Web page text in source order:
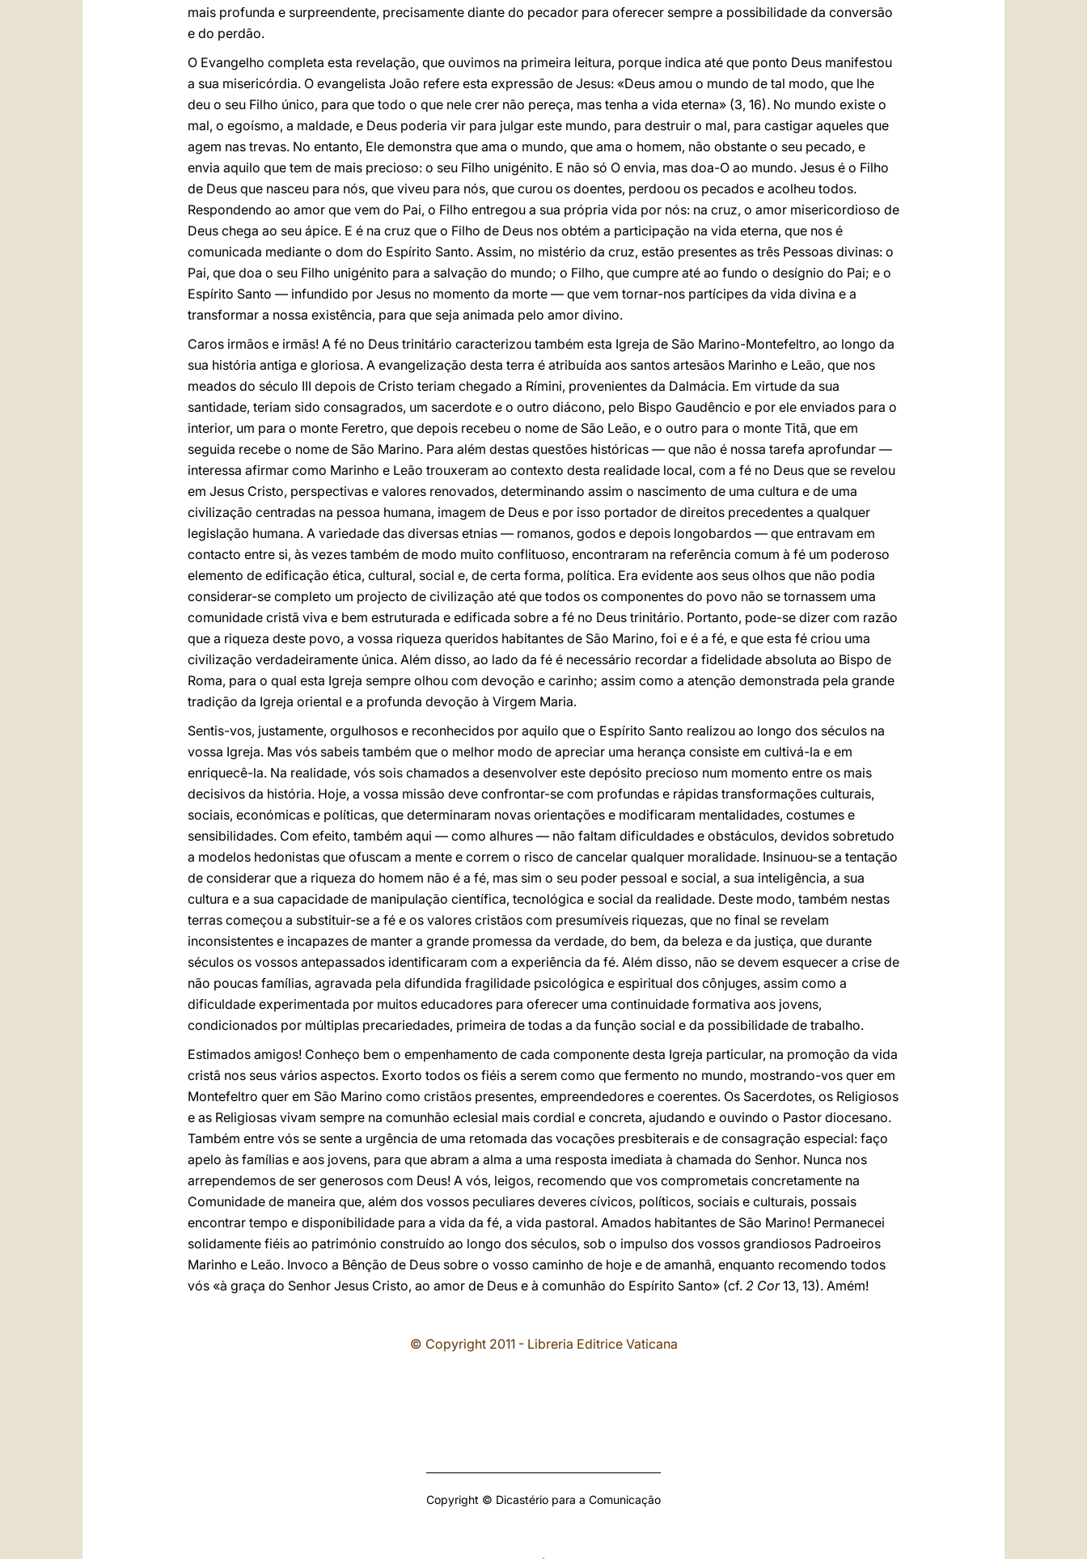
mais profunda e surpreendente, precisamente diante do pecador para oferecer sempre a possibilidade da conversão
e do perdão.
O Evangelho completa esta revelação, que ouvimos na primeira leitura, porque indica até que ponto Deus manifestou
a sua misericórdia. O evangelista João refere esta expressão de Jesus: «Deus amou o mundo de tal modo, que lhe
deu o seu Filho único, para que todo o que nele crer não pereça, mas tenha a vida eterna» (3, 16). No mundo existe o
mal, o egoísmo, a maldade, e Deus poderia vir para julgar este mundo, para destruir o mal, para castigar aqueles que
agem nas trevas. No entanto, Ele demonstra que ama o mundo, que ama o homem, não obstante o seu pecado, e
envia aquilo que tem de mais precioso: o seu Filho unigénito. E não só O envia, mas doa-O ao mundo. Jesus é o Filho
de Deus que nasceu para nós, que viveu para nós, que curou os doentes, perdoou os pecados e acolheu todos.
Respondendo ao amor que vem do Pai, o Filho entregou a sua própria vida por nós: na cruz, o amor misericordioso de
Deus chega ao seu ápice. E é na cruz que o Filho de Deus nos obtém a participação na vida eterna, que nos é
comunicada mediante o dom do Espírito Santo. Assim, no mistério da cruz, estão presentes as três Pessoas divinas: o
Pai, que doa o seu Filho unigénito para a salvação do mundo; o Filho, que cumpre até ao fundo o desígnio do Pai; e o
Espírito Santo — infundido por Jesus no momento da morte — que vem tornar-nos partícipes da vida divina e a
transformar a nossa existência, para que seja animada pelo amor divino.
Caros irmãos e irmãs! A fé no Deus trinitário caracterizou também esta Igreja de São Marino-Montefeltro, ao longo da
sua história antiga e gloriosa. A evangelização desta terra é atribuída aos santos artesãos Marinho e Leão, que nos
meados do século III depois de Cristo teriam chegado a Rímini, provenientes da Dalmácia. Em virtude da sua
santidade, teriam sido consagrados, um sacerdote e o outro diácono, pelo Bispo Gaudêncio e por ele enviados para o
interior, um para o monte Feretro, que depois recebeu o nome de São Leão, e o outro para o monte Titã, que em
seguida recebe o nome de São Marino. Para além destas questões históricas — que não é nossa tarefa aprofundar —
interessa afirmar como Marinho e Leão trouxeram ao contexto desta realidade local, com a fé no Deus que se revelou
em Jesus Cristo, perspectivas e valores renovados, determinando assim o nascimento de uma cultura e de uma
civilização centradas na pessoa humana, imagem de Deus e por isso portador de direitos precedentes a qualquer
legislação humana. A variedade das diversas etnias — romanos, godos e depois longobardos — que entravam em
contacto entre si, às vezes também de modo muito conflituoso, encontraram na referência comum à fé um poderoso
elemento de edificação ética, cultural, social e, de certa forma, política. Era evidente aos seus olhos que não podia
considerar-se completo um projecto de civilização até que todos os componentes do povo não se tornassem uma
comunidade cristã viva e bem estruturada e edificada sobre a fé no Deus trinitário. Portanto, pode-se dizer com razão
que a riqueza deste povo, a vossa riqueza queridos habitantes de São Marino, foi e é a fé, e que esta fé criou uma
civilização verdadeiramente única. Além disso, ao lado da fé é necessário recordar a fidelidade absoluta ao Bispo de
Roma, para o qual esta Igreja sempre olhou com devoção e carinho; assim como a atenção demonstrada pela grande
tradição da Igreja oriental e a profunda devoção à Virgem Maria.
Sentis-vos, justamente, orgulhosos e reconhecidos por aquilo que o Espírito Santo realizou ao longo dos séculos na
vossa Igreja. Mas vós sabeis também que o melhor modo de apreciar uma herança consiste em cultivá-la e em
enriquecê-la. Na realidade, vós sois chamados a desenvolver este depósito precioso num momento entre os mais
decisivos da história. Hoje, a vossa missão deve confrontar-se com profundas e rápidas transformações culturais,
sociais, económicas e políticas, que determinaram novas orientações e modificaram mentalidades, costumes e
sensibilidades. Com efeito, também aqui — como alhures — não faltam dificuldades e obstáculos, devidos sobretudo
a modelos hedonistas que ofuscam a mente e correm o risco de cancelar qualquer moralidade. Insinuou-se a tentação
de considerar que a riqueza do homem não é a fé, mas sim o seu poder pessoal e social, a sua inteligência, a sua
cultura e a sua capacidade de manipulação científica, tecnológica e social da realidade. Deste modo, também nestas
terras começou a substituir-se a fé e os valores cristãos com presumíveis riquezas, que no final se revelam
inconsistentes e incapazes de manter a grande promessa da verdade, do bem, da beleza e da justiça, que durante
séculos os vossos antepassados identificaram com a experiência da fé. Além disso, não se devem esquecer a crise de
não poucas famílias, agravada pela difundida fragilidade psicológica e espiritual dos cônjuges, assim como a
dificuldade experimentada por muitos educadores para oferecer uma continuidade formativa aos jovens,
condicionados por múltiplas precariedades, primeira de todas a da função social e da possibilidade de trabalho.
Estimados amigos! Conheço bem o empenhamento de cada componente desta Igreja particular, na promoção da vida
cristã nos seus vários aspectos. Exorto todos os fiéis a serem como que fermento no mundo, mostrando-vos quer em
Montefeltro quer em São Marino como cristãos presentes, empreendedores e coerentes. Os Sacerdotes, os Religiosos
e as Religiosas vivam sempre na comunhão eclesial mais cordial e concreta, ajudando e ouvindo o Pastor diocesano.
Também entre vós se sente a urgência de uma retomada das vocações presbiterais e de consagração especial: faço
apelo às famílias e aos jovens, para que abram a alma a uma resposta imediata à chamada do Senhor. Nunca nos
arrependemos de ser generosos com Deus! A vós, leigos, recomendo que vos comprometais concretamente na
Comunidade de maneira que, além dos vossos peculiares deveres cívicos, políticos, sociais e culturais, possais
encontrar tempo e disponibilidade para a vida da fé, a vida pastoral. Amados habitantes de São Marino! Permanecei
solidamente fiéis ao património construído ao longo dos séculos, sob o impulso dos vossos grandiosos Padroeiros
Marinho e Leão. Invoco a Bênção de Deus sobre o vosso caminho de hoje e de amanhã, enquanto recomendo todos
vós «à graça do Senhor Jesus Cristo, ao amor de Deus e à comunhão do Espírito Santo» (cf. 2 Cor13, 13). Amém!
© Copyright 2011 - Libreria Editrice Vaticana
Copyright © Dicastério para a Comunicação